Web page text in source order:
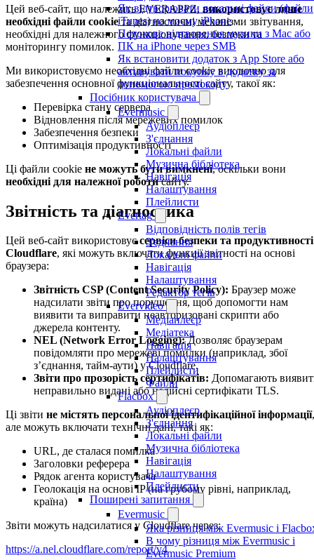
Як відтворювати локальні файли (файли
iTunes) на моєму iPhone
Потокове відтворення музики з Mac або
ПК на iPhone через SMB
Як встановити додаток з App Store або
активувати покупку в додатку за
допомогою промокоду
Посібник користувача
Evermusic
Аудіоплеєр
З'єднання
Локальні файли
Музична бібліотека
Навігація
Налаштування
Плейлисти
Evertag
Відповідність полів тегів
З'єднання
Локальні файли
Навігація
Налаштування
Редактор тегів
Evervideo
Медіаплеєр
Медіатека
Навігація
Налаштування
Плейлисти
Файли
Flacbox
Аудіоплеєр
З'єднання
Локальні файли
Музична бібліотека
Навігація
Налаштування
Плейлисти
Поширені запитання
Evermusic
Яка різниця між Evermusic і
В чому різниця між Evermusic і
Evermusic Premium
Цей веб-сайт, що належить EVERAPPZ, використовує лише
необхідні файли cookieта діагностичні механізми звітування,
необхідні для належного функціонування, безпеки та
моніторингу помилок.
Ми використовуємо необхідні файли cookie виключно для
забезпечення основної функціональності сайту, такої як:
Перевірка стану сервера
Відновлення після мережевих помилок
Забезпечення безпеки
Оптимізація продуктивності
Ці файли cookie не можуть бути вимкнені, оскільки вони
необхідні для належної роботисайту.
Звітність та діагностика
Цей веб-сайт використовуєсервіси безпеки та продуктивності
Cloudflare, які можуть включати функції звітності на основі
браузера:
Звітність CSP (Content Security Policy): Браузер може
надсилати звіти про порушення, щоб допомогти нам
виявити та виправити неавторизовані скрипти або
джерела контенту.
NEL (Network Error Logging):Дозволяє браузерам
повідомляти про мережеві помилки (наприклад, збої
з’єднання, тайм-аути) у Cloudflare.
Звіти про прозорість сертифікатів: Допомагають
неправильно видані або недійсні сертифікати TLS.
Ці звіти не містять персональної ідентифікаційної інформації,
але можуть включати технічні дані, такі як:
URL, де сталася помилка
Заголовки реферера
Рядок агента користувача
Геолокація на основі IP (на грубому рівні, наприклад,
країна)
Звіти можуть надсилатися у Cloudflare через:
https://a.nel.cloudflare.com/report/v4